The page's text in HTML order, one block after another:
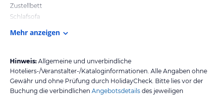
Zustellbett
Schlafsofa
Mehr anzeigen
Hinweis: Allgemeine und unverbindliche
Hoteliers-/Veranstalter-/Kataloginformationen. Alle Angaben ohne
Gewähr und ohne Prüfung durch HolidayCheck. Bitte lies vor der
Buchung die verbindlichen Angebotsdetails des jeweiligen